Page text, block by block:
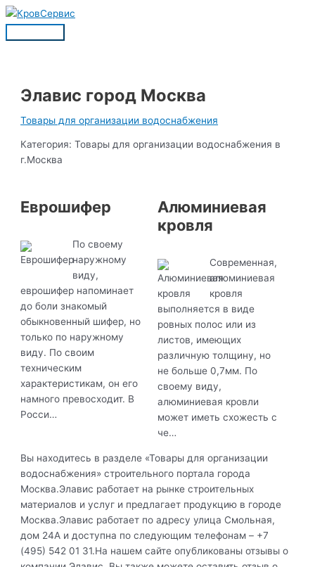
Перейти
к
содержимому
Главное
Элавис город Москва
Товары для организации водоснабжения
Категория: Товары для организации водоснабжения в
г.Москва
Еврошифер
По своему
наружному
виду,
еврошифер напоминает
до боли знакомый
обыкновенный шифер, но
только по наружному
виду. По своим
техническим
характеристикам, он его
намного превосходит. В
Росси…
Алюминиевая
кровля
Современная,
алюминиевая
кровля
выполняется в виде
ровных полос или из
листов, имеющих
различную толщину, но
не больше 0,7мм. По
своему виду,
алюминиевая кровли
может иметь схожесть с
че…
Вы находитесь в разделе «Товары для организации
водоснабжения» строительного портала города
Москва.Элавис работает на рынке строительных
материалов и услуг и предлагает продукцию в городе
Москва.Элавис работает по адресу улица Смольная,
дом 24А и доступна по следующим телефонам – +7
(495) 542 01 31.На нашем сайте опубликованы отзывы о